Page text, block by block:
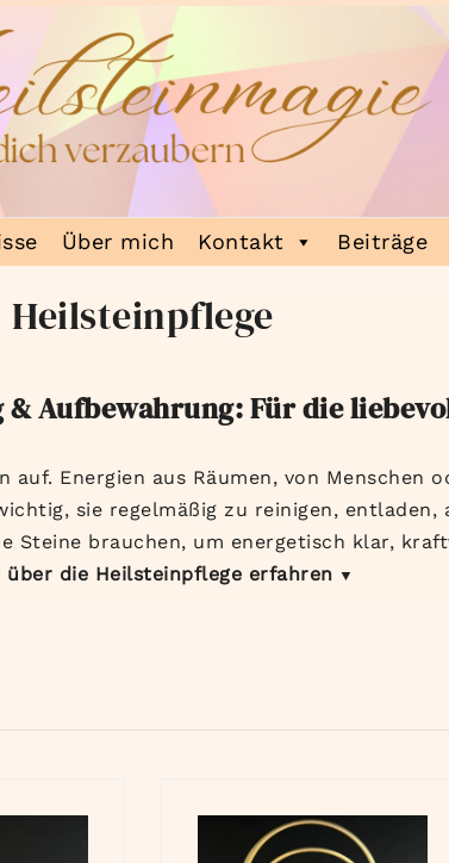
Über mich Kontakt Beiträge
Heilsteinpflege
& Aufbewahrung:Für die
Energien aus Räumen, von Menschen
sie regelmäßig zu reinigen,
Steine brauchen, um energetisch klar,
über die Heilsteinpflege erfahren